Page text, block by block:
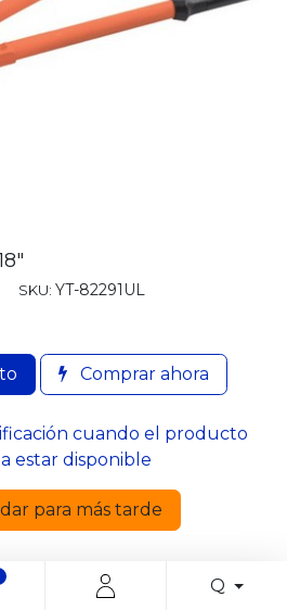
Q
SKU: YT-82291UL
Comprar ahora
cuando el producto
estar disponible
para más tarde